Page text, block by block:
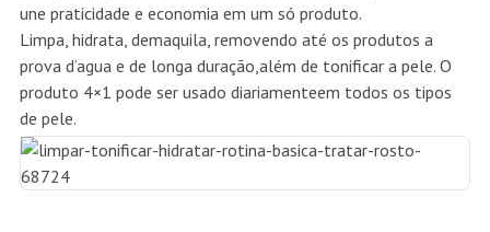
une praticidade e economia em um só produto.
Limpa, hidrata, demaquila, removendo até os produtos a
prova d’agua e de longa duração,além de tonificar a pele. O
produto 4×1 pode ser usado diariamenteem todos os tipos
de pele.